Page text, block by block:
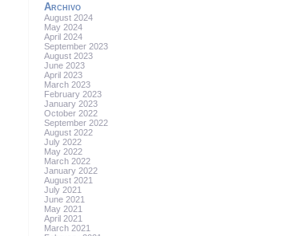
Archivo
August 2024
May 2024
April 2024
September 2023
August 2023
June 2023
April 2023
March 2023
February 2023
January 2023
October 2022
September 2022
August 2022
July 2022
May 2022
March 2022
January 2022
August 2021
July 2021
June 2021
May 2021
April 2021
March 2021